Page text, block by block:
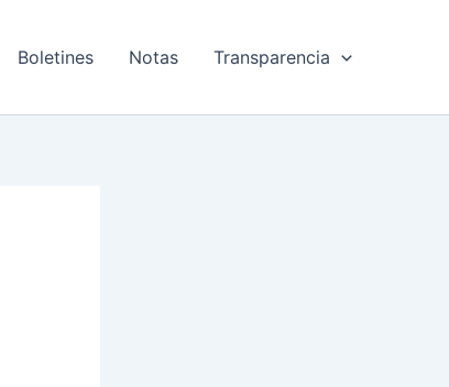
Boletines Notas Transparencia